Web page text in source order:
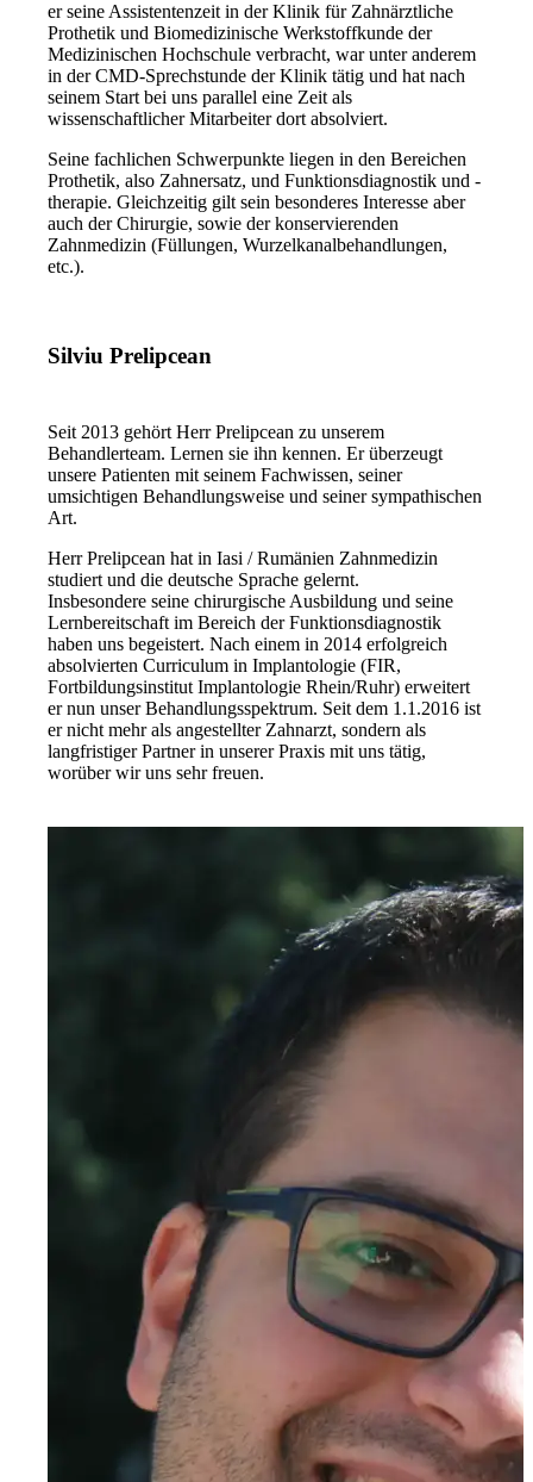
er seine Assistentenzeit in der Klinik für Zahnärztliche
Prothetik und Biomedizinische Werkstoffkunde der
Medizinischen Hochschule verbracht, war unter anderem
in der CMD-Sprechstunde der Klinik tätig und hat nach
seinem Start bei uns parallel eine Zeit als
wissenschaftlicher Mitarbeiter dort absolviert.
Seine fachlichen Schwerpunkte liegen in den Bereichen
Prothetik, also Zahnersatz, und Funktionsdiagnostik und -
therapie. Gleichzeitig gilt sein besonderes Interesse aber
auch der Chirurgie, sowie der konservierenden
Zahnmedizin (Füllungen, Wurzelkanalbehandlungen,
etc.).
Silviu Prelipcean
Seit 2013 gehört Herr Prelipcean zu unserem
Behandlerteam. Lernen sie ihn kennen. Er überzeugt
unsere Patienten mit seinem Fachwissen, seiner
umsichtigen Behandlungsweise und seiner sympathischen
Art.
Herr Prelipcean hat in Iasi / Rumänien Zahnmedizin
studiert und die deutsche Sprache gelernt.
Insbesondere seine chirurgische Ausbildung und seine
Lernbereitschaft im Bereich der Funktionsdiagnostik
haben uns begeistert. Nach einem in 2014 erfolgreich
absolvierten Curriculum in Implantologie (FIR,
Fortbildungsinstitut Implantologie Rhein/Ruhr) erweitert
er nun unser Behandlungsspektrum. Seit dem 1.1.2016 ist
er nicht mehr als angestellter Zahnarzt, sondern als
langfristiger Partner in unserer Praxis mit uns tätig,
worüber wir uns sehr freuen.